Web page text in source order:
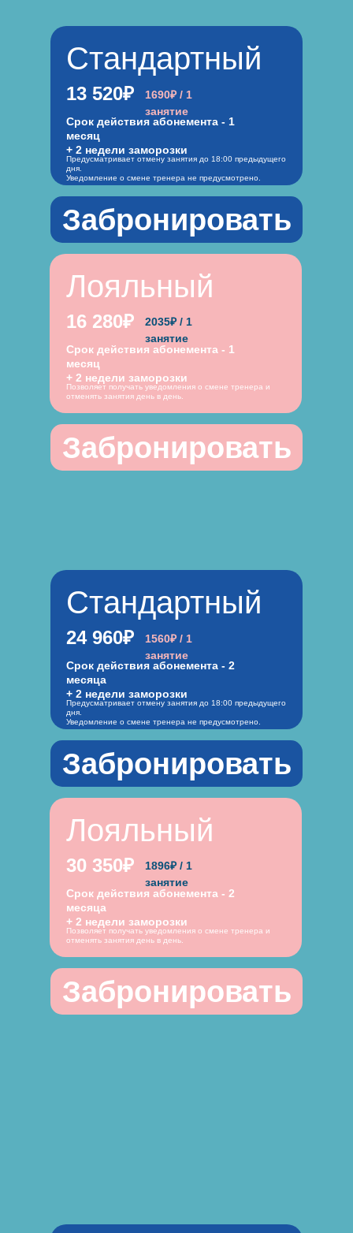
Предусматривает отмену занятия до 18:00 предыдущего
дня.
Уведомление о смене тренера не предусмотрено.
13 520₽
Срок действия абонемента - 1
месяц
+ 2 недели заморозки
1690₽ / 1
занятие
Стандартный
Позволяет получать уведомления о смене тренера и
отменять занятия день в день.
16 280₽
Срок действия абонемента - 1
месяц
+ 2 недели заморозки
2035₽ / 1
занятие
Лояльный
Забронировать
Забронировать
Предусматривает отмену занятия до 18:00 предыдущего
дня.
Уведомление о смене тренера не предусмотрено.
24 960₽
Срок действия абонемента - 2
месяца
+ 2 недели заморозки
1560₽ / 1
занятие
Стандартный
Позволяет получать уведомления о смене тренера и
отменять занятия день в день.
30 350₽
Срок действия абонемента - 2
месяца
+ 2 недели заморозки
1896₽ / 1
занятие
Лояльный
Забронировать
Забронировать